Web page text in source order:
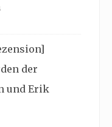
der
und Erik